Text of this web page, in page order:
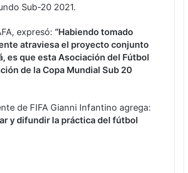
Sub-20 2021.
expresó: “Habiendo tomado
atraviesa el proyecto conjunto
es que esta Asociación del Fútbol
de la Copa Mundial Sub 20
de FIFA Gianni Infantino agrega:
y difundir la práctica del fútbol